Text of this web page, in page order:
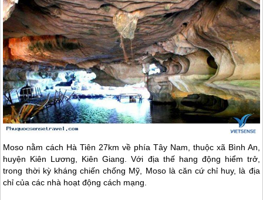
Moso nằm cách Hà Tiên 27km về phía Tây Nam, thuộc xã Bình An,
huyện Kiên Lương, Kiên Giang. Với địa thế hang động hiểm trở,
trong thời kỳ kháng chiến chống Mỹ, Moso là căn cứ chỉ huy, là địa
chỉ của các nhà hoạt động cách mạng.